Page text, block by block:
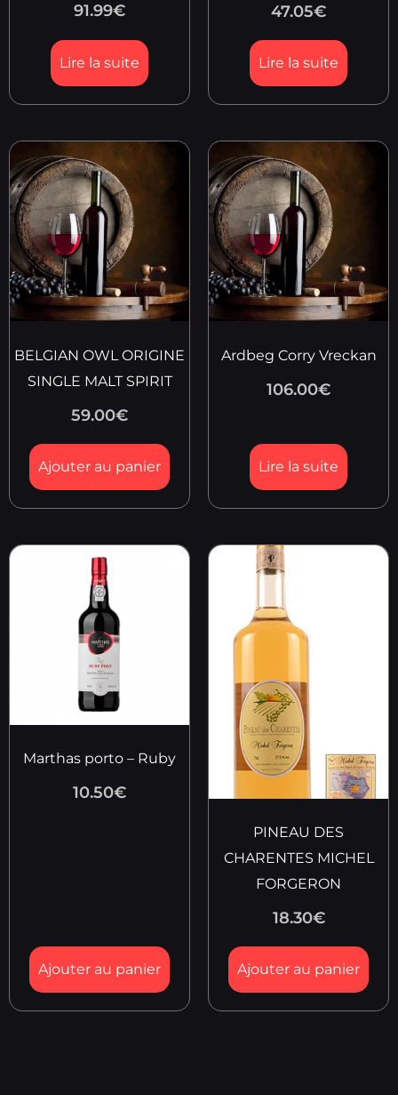
91.99€
Lire la suite
47.05€
Lire la suite
BELGIAN OWL ORIGINE
SINGLE MALT SPIRIT
59.00€
Ajouter au panier
Ardbeg Corry Vreckan
106.00€
Lire la suite
Marthas porto – Ruby
10.50€
Ajouter au panier
PINEAU DES
CHARENTES MICHEL
FORGERON
18.30€
Ajouter au panier